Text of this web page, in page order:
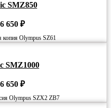
SMZ850
650 ₽
копия Olympus SZ61
SMZ1000
650 ₽
Olympus SZX2 ZB7